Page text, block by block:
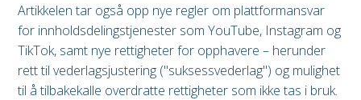
Artikkelen tar også opp nye regler om plattformansvar
for innholdsdelingstjenester som YouTube, Instagram og
TikTok, samt nye rettigheter for opphavere – herunder
rett til vederlagsjustering ("suksessvederlag") og mulighet
til å tilbakekalle overdratte rettigheter som ikke tas i bruk.